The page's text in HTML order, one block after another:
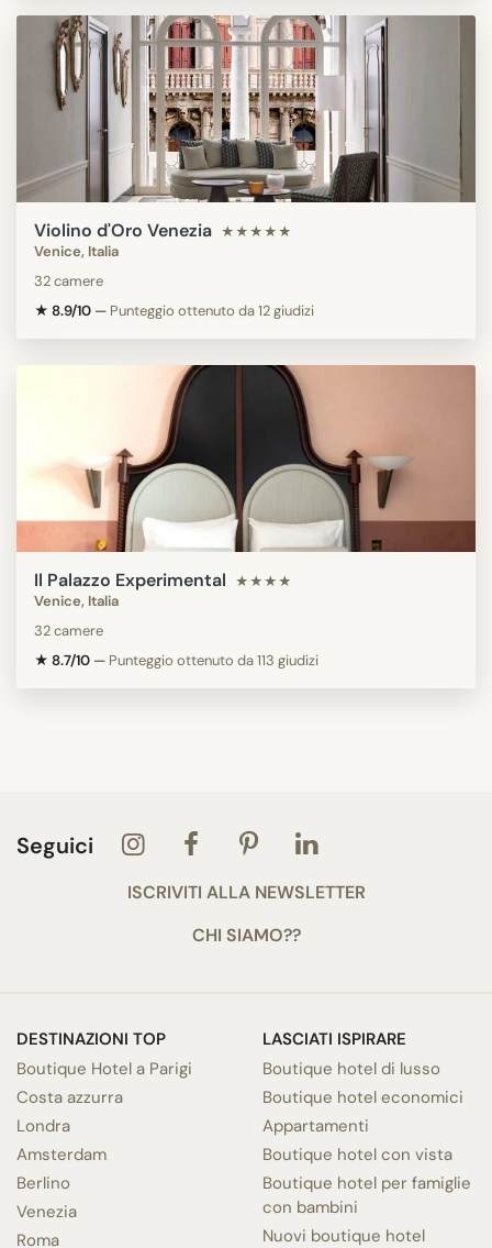
Violino d'Oro Venezia ★★★★★
Venice, Italia
32 camere
★ 8.9/10 — Punteggio ottenuto da 12 giudizi
Il Palazzo Experimental ★★★★
Venice, Italia
32 camere
★ 8.7/10 — Punteggio ottenuto da 113 giudizi
Seguici
ISCRIVITI ALLA NEWSLETTER
CHI SIAMO??
DESTINAZIONI TOP
Boutique Hotel a Parigi
Costa azzurra
Londra
Amsterdam
Berlino
Venezia
Roma
LASCIATI ISPIRARE
Boutique hotel di lusso
Boutique hotel economici
Appartamenti
Boutique hotel con vista
Boutique hotel per famiglie
con bambini
Nuovi boutique hotel